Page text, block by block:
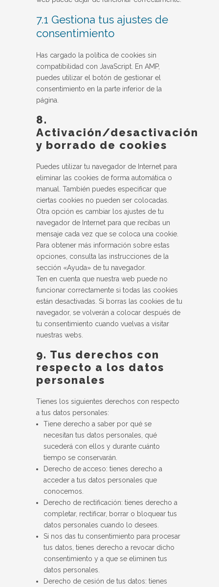
7.1 Gestiona tus ajustes de
consentimiento
Has cargado la política de cookies sin
compatibilidad con JavaScript. En AMP,
puedes utilizar el botón de gestionar el
consentimiento en la parte inferior de la
página.
8.
Activación/desactivación
y borrado de cookies
Puedes utilizar tu navegador de Internet para
eliminar las cookies de forma automática o
manual. También puedes especificar que
ciertas cookies no pueden ser colocadas.
Otra opción es cambiar los ajustes de tu
navegador de Internet para que recibas un
mensaje cada vez que se coloca una cookie.
Para obtener más información sobre estas
opciones, consulta las instrucciones de la
sección «Ayuda» de tu navegador.
Ten en cuenta que nuestra web puede no
funcionar correctamente si todas las cookies
están desactivadas. Si borras las cookies de tu
navegador, se volverán a colocar después de
tu consentimiento cuando vuelvas a visitar
nuestras webs.
9. Tus derechos con
respecto a los datos
personales
Tienes los siguientes derechos con respecto
a tus datos personales:
Tiene derecho a saber por qué se
necesitan tus datos personales, qué
sucederá con ellos y durante cuánto
tiempo se conservarán.
Derecho de acceso: tienes derecho a
acceder a tus datos personales que
conocemos.
Derecho de rectificación: tienes derecho a
completar, rectificar, borrar o bloquear tus
datos personales cuando lo desees.
Si nos das tu consentimiento para procesar
tus datos, tienes derecho a revocar dicho
consentimiento y a que se eliminen tus
datos personales.
Derecho de cesión de tus datos: tienes